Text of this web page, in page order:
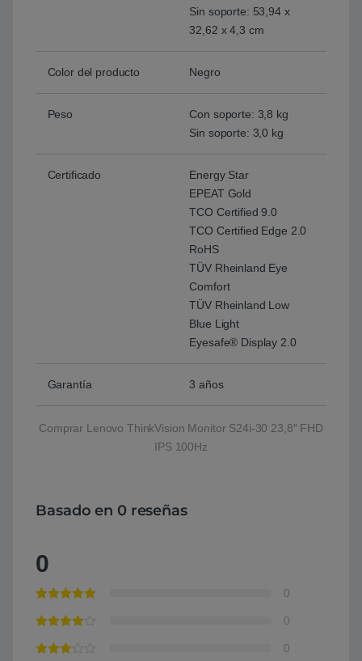
Sin soporte: 53,94 x
32,62 x 4,3 cm
Color del producto Negro
Peso
Con soporte: 3,8 kg
Sin soporte: 3,0 kg
Certificado
Energy Star
EPEAT Gold
TCO Certified 9.0
TCO Certified Edge 2.0
RoHS
TÜV Rheinland Eye
Comfort
TÜV Rheinland Low
Blue Light
Eyesafe® Display 2.0
Garantía 3 años
Comprar Lenovo ThinkVision Monitor S24i-30 23,8″ FHD
IPS 100Hz
Basado en 0 reseñas
0
0
0
0